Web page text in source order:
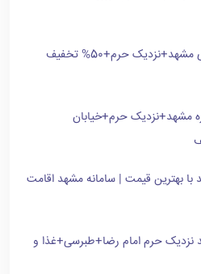
حرم+50% تخفیف
هتل های ۴ ستاره مشهد+نزدیک حرم+خیابان
با بهترین قیمت | سامانه مشهد اقامت
حرم امام رضا+طبرسی+غذا و